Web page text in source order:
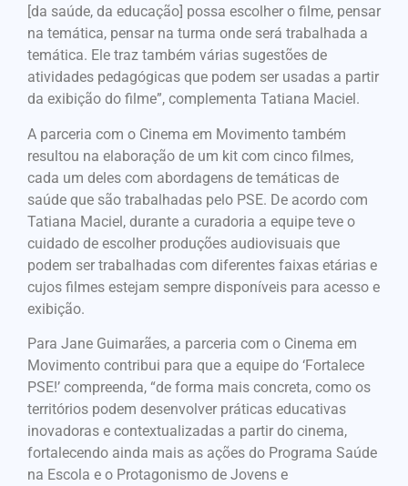
[da saúde, da educação] possa escolher o filme, pensar
na temática, pensar na turma onde será trabalhada a
temática. Ele traz também várias sugestões de
atividades pedagógicas que podem ser usadas a partir
da exibição do filme”, complementa Tatiana Maciel.
A parceria com o Cinema em Movimento também
resultou na elaboração de um kit com cinco filmes,
cada um deles com abordagens de temáticas de
saúde que são trabalhadas pelo PSE. De acordo com
Tatiana Maciel, durante a curadoria a equipe teve o
cuidado de escolher produções audiovisuais que
podem ser trabalhadas com diferentes faixas etárias e
cujos filmes estejam sempre disponíveis para acesso e
exibição.
Para Jane Guimarães, a parceria com o Cinema em
Movimento contribui para que a equipe do ‘Fortalece
PSE!’ compreenda, “de forma mais concreta, como os
territórios podem desenvolver práticas educativas
inovadoras e contextualizadas a partir do cinema,
fortalecendo ainda mais as ações do Programa Saúde
na Escola e o Protagonismo de Jovens e